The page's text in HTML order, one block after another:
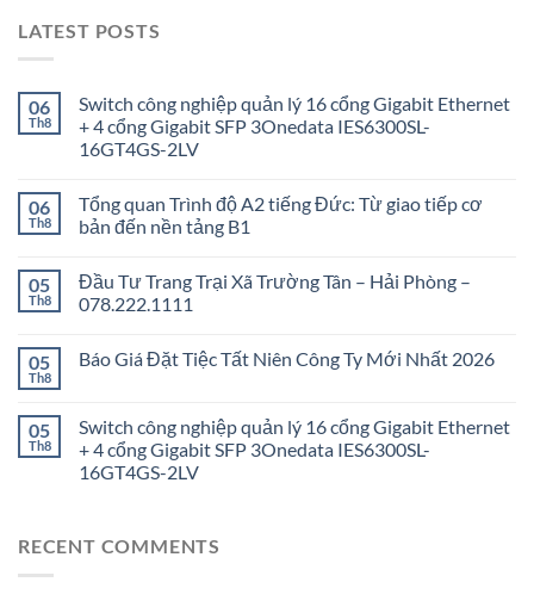
LATEST POSTS
06
Th8
Switch công nghiệp quản lý 16 cổng Gigabit Ethernet
+ 4 cổng Gigabit SFP 3Onedata IES6300SL-
16GT4GS-2LV
06
Th8
Tổng quan Trình độ A2 tiếng Đức: Từ giao tiếp cơ
bản đến nền tảng B1
05
Th8
Đầu Tư Trang Trại Xã Trường Tân – Hải Phòng –
078.222.1111
05
Th8
Báo Giá Đặt Tiệc Tất Niên Công Ty Mới Nhất 2026
05
Th8
Switch công nghiệp quản lý 16 cổng Gigabit Ethernet
+ 4 cổng Gigabit SFP 3Onedata IES6300SL-
16GT4GS-2LV
RECENT COMMENTS